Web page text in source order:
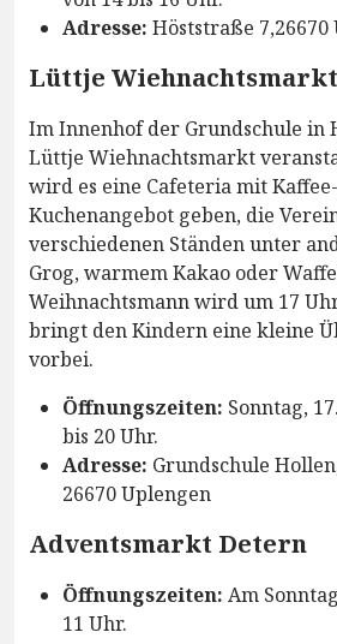
Adresse: Höststraße 7,26670
Lüttje
Im Innenhof der Grundschule in
Lüttje Wiehnachtsmarkt
wird es eine Cafeteria mit
Kuchenangebot geben, die
verschiedenen Ständen unter
Grog, warmem Kakao oder
Weihnachtsmann wird um 17
bringt den Kindern eine kleine
vorbei.
Öffnungszeiten: Sonntag,
bis 20 Uhr.
Adresse: Grundschule
26670 Uplengen
Adventsmarkt Detern
Öffnungszeiten: Am
11 Uhr.